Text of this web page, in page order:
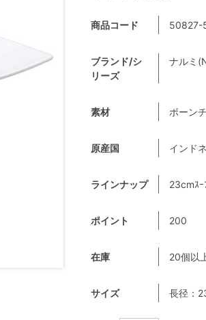
商品コード 50827-
ブランド/シ
リーズ
ナルミ
素材 ボーン
原産国 インド
ラインナップ 23cmｽｰ
ポイント 200
在庫 20個以
サイズ 長径：